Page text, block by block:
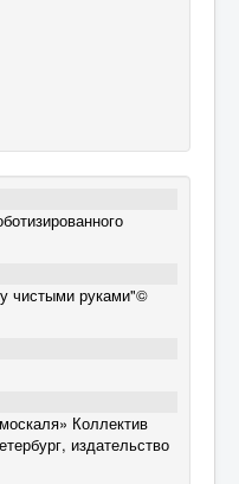
чистыми руками"©
Коллектив
издательство